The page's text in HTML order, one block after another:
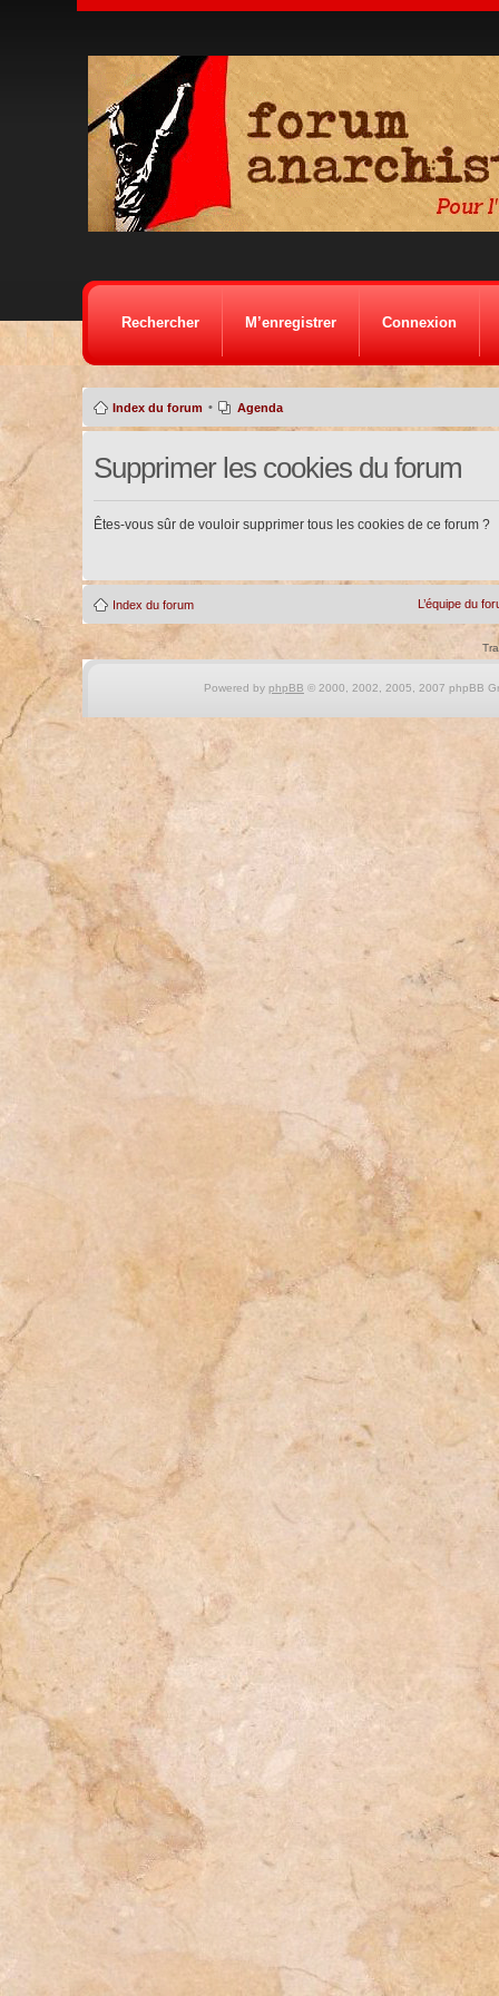
Rechercher M’enregistrer Connexion
Index du forum • Agenda
Supprimer les cookies du forum
Êtes-vous sûr de vouloir supprimer tous les cookies de ce forum ?
Index du forum L’équipe du
Powered by phpBB © 2000, 2002, 2005, 2007 phpBB